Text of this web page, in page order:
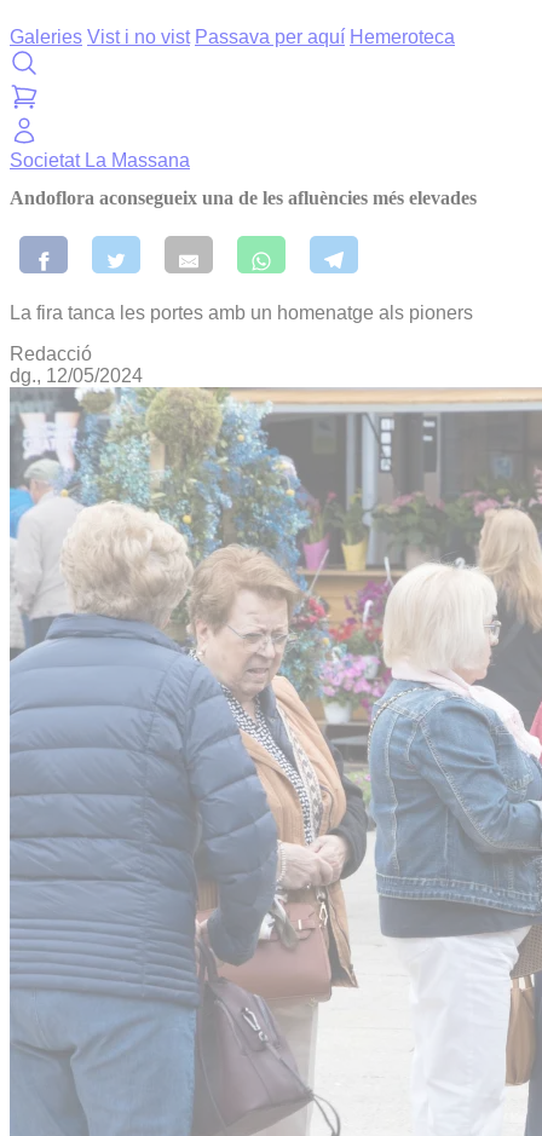
Galeries Vist i no vist Passava per aquí Hemeroteca
Societat La Massana
Andoflora aconsegueix una de les afluències més elevades
La fira tanca les portes amb un homenatge als pioners
Redacció
dg., 12/05/2024